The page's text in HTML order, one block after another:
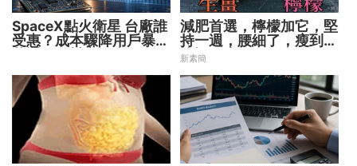
SpaceX點火衛星 台廠誰
受惠？成本驟降用戶暴增
減肥首選，檸檬加它，堅
持一週，腰細了，瘦到你
懷疑人生
新素簡